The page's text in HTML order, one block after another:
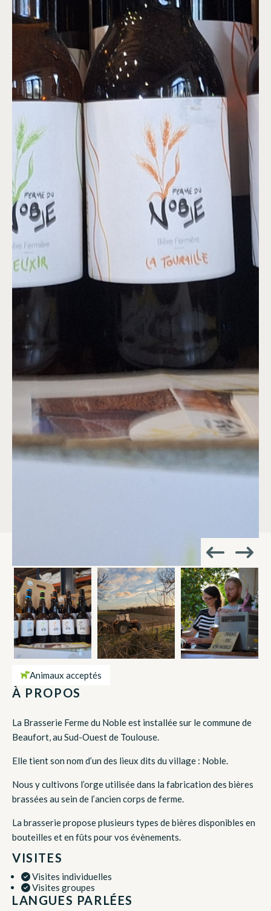
Animaux acceptés
À PROPOS
La Brasserie Ferme du Noble est installée sur le commune de
Beaufort, au Sud-Ouest de Toulouse.
Elle tient son nom d’un des lieux dits du village : Noble.
Nous y cultivons l’orge utilisée dans la fabrication des bières
brassées au sein de l’ancien corps de ferme.
La brasserie propose plusieurs types de bières disponibles en
bouteilles et en fûts pour vos évènements.
VISITES
Visites individuelles
Visites groupes
LANGUES PARLÉES